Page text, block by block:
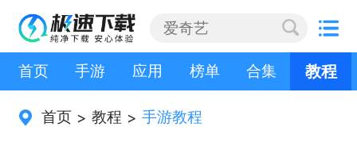
首页 手游 应用 榜单 合集 教程
首页 > 教程 > 手游教程